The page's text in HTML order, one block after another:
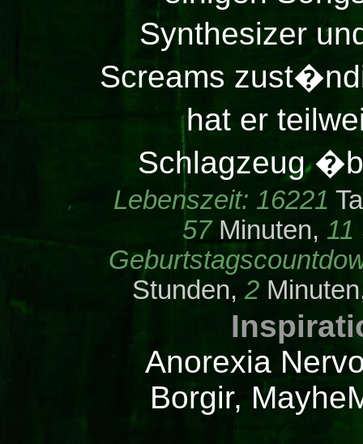
Synthesizer
Screams
hat er
Schlagzeug
Lebenszeit: 16221
57Minuten, 11
Stunden,2
Anorexia
Borgir,